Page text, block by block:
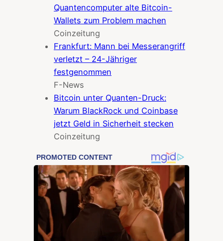
Quantencomputer alte Bitcoin-
Wallets zum Problem machen
Coinzeitung
Frankfurt: Mann bei Messerangriff
verletzt – 24-Jähriger
festgenommen
F-News
Bitcoin unter Quanten-Druck:
Warum BlackRock und Coinbase
jetzt Geld in Sicherheit stecken
Coinzeitung